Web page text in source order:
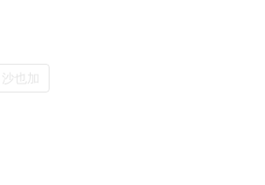
沙也加